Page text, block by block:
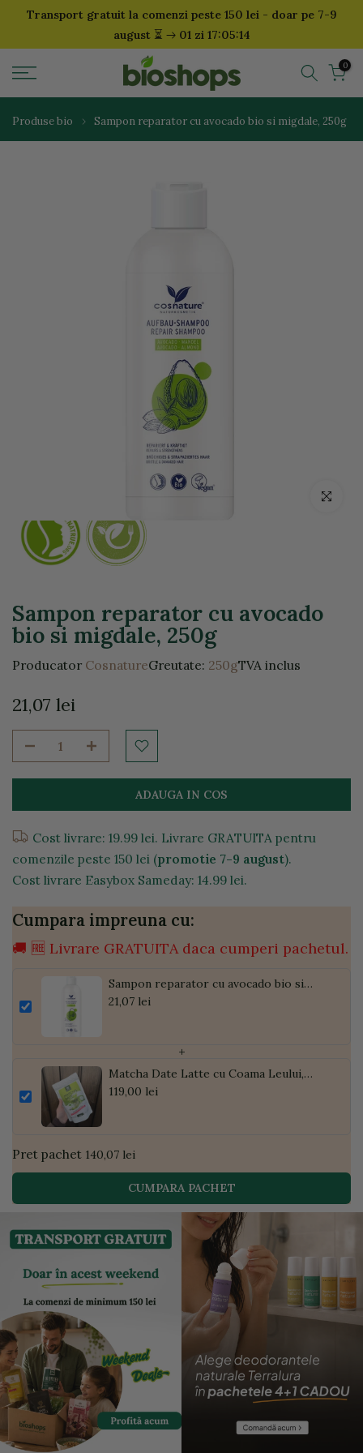
SariTransport gratuit la comenzi peste 150 lei - doar pe 7-9
august ⏳ 01 zi 17:05:13
0
Produse bio Sampon reparator cu avocado bio si migdale, 250g
Click
Sampon reparator cu avocado
bio si migdale, 250g
Producator CosnatureGreutate: 250gTVA inclus
21,07 lei
ADAUGA IN COS
Cost livrare: 19.99 lei. Livrare GRATUITA pentru
comenzile peste 150 lei (promotie 7-9 august).
Cost livrare Easybox Sameday: 14.99 lei.
Cumpara impreuna cu:
🚚 🆓 Livrare GRATUITA daca cumperi pachetul.
Sampon reparator cu avocado bio si
migdale, 250g
21,07 lei
+
Matcha Date Latte cu Coama Leului,
Pudră de Curmale și Ghimbir, ECO, 300g
119,00 lei
Pret pachet 140,07 lei
CUMPARA PACHET